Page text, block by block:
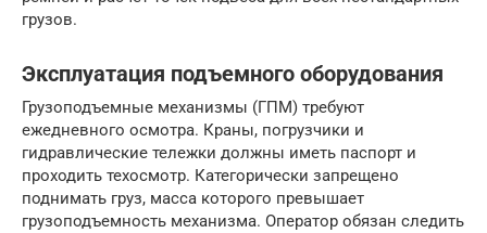
грузов.
Эксплуатация подъемного оборудования
Грузоподъемные механизмы (ГПМ) требуют
ежедневного осмотра. Краны, погрузчики и
гидравлические тележки должны иметь паспорт и
проходить техосмотр. Категорически запрещено
поднимать груз, масса которого превышает
грузоподъемность механизма. Оператор обязан следить